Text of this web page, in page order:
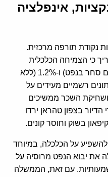
אינפלציה
נקודת תורפה מרכזית.
כי הצמיחה הכלכלית
לרבעון הקרוב תעמוד על 1.4% (עם סחר בנפט) ו-1.2% (ללא
רשמיים מעידים על
השכר ממשיכים
בצפון טהראן ירדו
להשפיע על הכלכלה, במיוחד
את יבוא הנפט מרוסיה על
עם זאת, הממשלה